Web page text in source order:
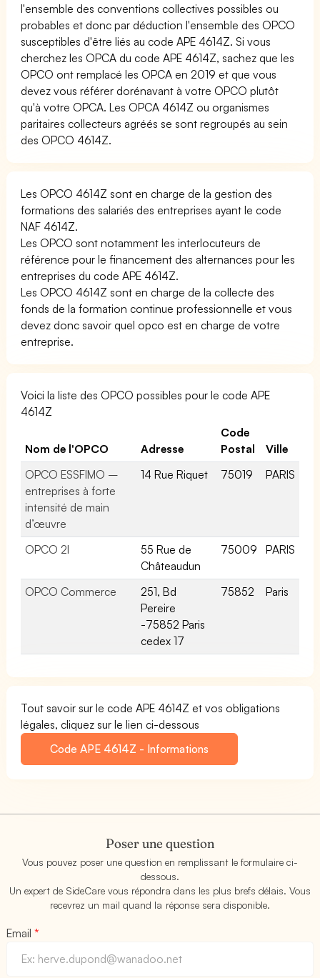
l'ensemble des conventions collectives possibles ou
probables et donc par déduction l'ensemble des OPCO
susceptibles d'être liés au code APE 4614Z. Si vous
cherchez les OPCA du code APE 4614Z, sachez que les
OPCO ont remplacé les OPCA en 2019 et que vous
devez vous référer dorénavant à votre OPCO plutôt
qu'à votre OPCA. Les OPCA 4614Z ou organismes
paritaires collecteurs agréés se sont regroupés au sein
des OPCO 4614Z.
Les OPCO 4614Z sont en charge de la gestion des
formations des salariés des entreprises ayant le code
NAF 4614Z.
Les OPCO sont notamment les interlocuteurs de
référence pour le financement des alternances pour les
entreprises du code APE 4614Z.
Les OPCO 4614Z sont en charge de la collecte des
fonds de la formation continue professionnelle et vous
devez donc savoir quel opco est en charge de votre
entreprise.
Voici la liste des OPCO possibles pour le code APE
4614Z
Nom de l'OPCO Adresse
Code
Postal
Ville
OPCO ESSFIMO –
entreprises à forte
intensité de main
d’œuvre
14 Rue Riquet 75019 PARIS
OPCO 2I
55 Rue de
Châteaudun
75009 PARIS
OPCO Commerce
251, Bd
Pereire
-75852 Paris
cedex 17
75852 Paris
Tout savoir sur le code APE 4614Z et vos obligations
légales, cliquez sur le lien ci-dessous
Code APE 4614Z - Informations
Poser une question
Vous pouvez poser une question en remplissant le formulaire ci-
dessous.
Un expert de SideCare vous répondra dans les plus brefs délais. Vous
recevrez un mail quand la réponse sera disponible.
Email*